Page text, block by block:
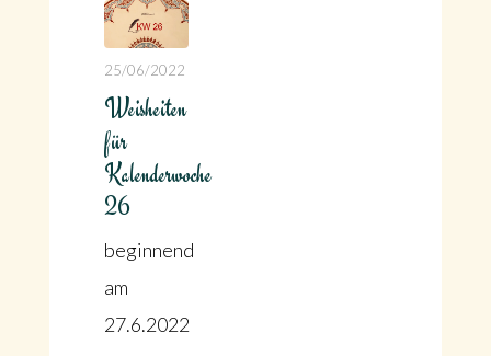
25/06/2022
Weisheiten
für
Kalenderwoche
26
beginnend
am
27.6.2022